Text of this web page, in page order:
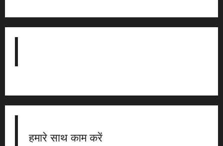
हमारे साथ काम करें